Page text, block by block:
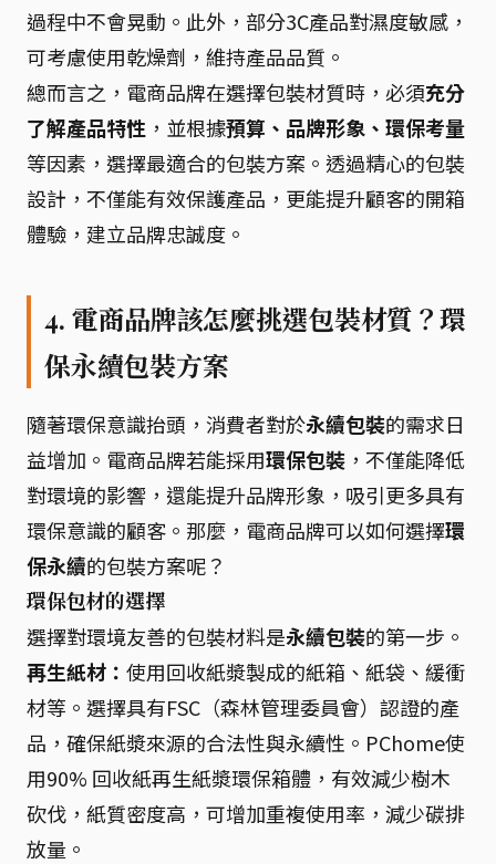
過程中不會晃動。此外，部分3C產品對濕度敏感，
可考慮使用乾燥劑，維持產品品質。
總而言之，電商品牌在選擇包裝材質時，必須充分
了解產品特性 ，並根據預算、品牌形象、環保考量
等因素，選擇最適合的包裝方案。透過精心的包裝
設計，不僅能有效保護產品，更能提升顧客的開箱
體驗，建立品牌忠誠度。
4. 電商品牌該怎麼挑選包裝材質？環
保永續包裝方案
隨著環保意識抬頭，消費者對於永續包裝的需求日
益增加。電商品牌若能採用環保包裝 ，不僅能降低
對環境的影響，還能提升品牌形象，吸引更多具有
環保意識的顧客。那麼，電商品牌可以如何選擇環
保永續的包裝方案呢？
環保包材的選擇
選擇對環境友善的包裝材料是永續包裝的第一步。
再生紙材： 使用回收紙漿製成的紙箱、紙袋、緩衝
材等。選擇具有FSC（森林管理委員會）認證的產
品，確保紙漿來源的合法性與永續性。PChome使
用90% 回收紙再生紙漿環保箱體，有效減少樹木
砍伐，紙質密度高，可增加重複使用率，減少碳排
放量。